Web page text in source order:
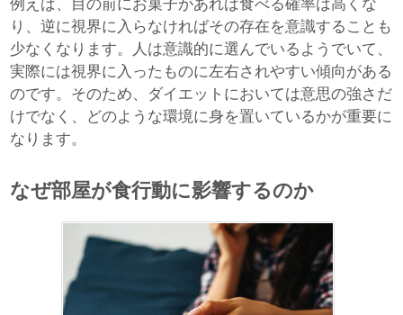
例えば、目の前にお菓子があれば食べる確率は高くな
り、逆に視界に入らなければその存在を意識することも
少なくなります。人は意識的に選んでいるようでいて、
実際には視界に入ったものに左右されやすい傾向がある
のです。そのため、ダイエットにおいては意思の強さだ
けでなく、どのような環境に身を置いているかが重要に
なります。
なぜ部屋が食行動に影響するのか